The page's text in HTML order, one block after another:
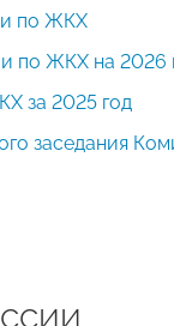
по ЖКХ
по ЖКХ на 2026
за 2025 год
заседания